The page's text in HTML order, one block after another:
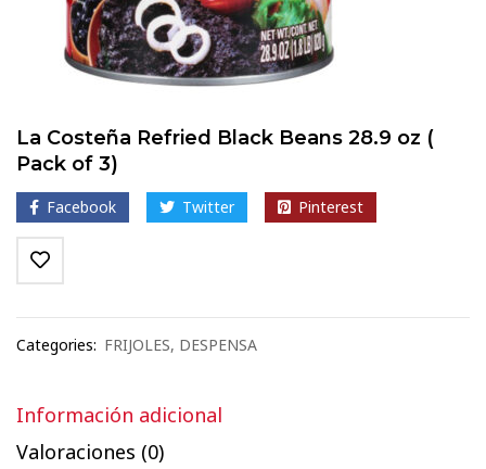
La Costeña Refried Black Beans 28.9 oz (
Pack of 3)
Facebook Twitter Pinterest
Categories: FRIJOLES, DESPENSA
Información adicional
Valoraciones (0)